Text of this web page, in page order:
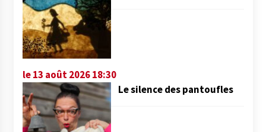
le 13 août 2026 18:30
Le silence des pantoufles